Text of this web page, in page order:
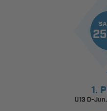
1.
U13 D-